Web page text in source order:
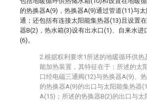
的热换器A(9)，热换器A(9)通过管道(11)与
通；还包括有连接太阳能集热器(13)且设置
器B(2)，热水箱(3)设有出水口(1)、自来水进
(6)。
2.根据权利要求1所述的地暖循环供热
能加热装置，其特征在于：所述的太
口经电磁三通阀(12)与热换器A(9)、
的热换器A(9)的出口与太阳能集热器
A(15)；所述的热换器B(2)的出口与太